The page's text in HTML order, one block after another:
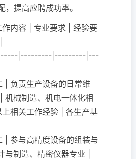
，提高应聘成功率。
作内容 | 专业要求 | 经验要
|---------|---------|---
| 负责生产设备的日常维
机械制造、机电一体化相
相关工作经验 | 各生产基
| 参与高精度设备的组装与
与制造、精密仪器专业 |